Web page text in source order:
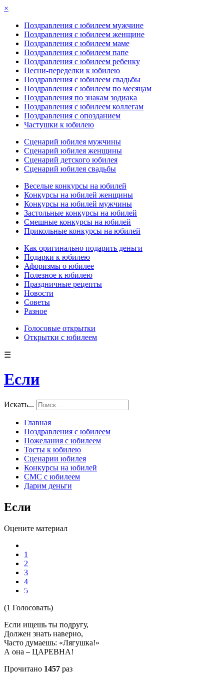
×
Поздравления с юбилеем мужчине
Поздравления с юбилеем женщине
Поздравления с юбилеем маме
Поздравления с юбилеем папе
Поздравления с юбилеем ребенку
Песни-переделки к юбилею
Поздравления с юбилеем свадьбы
Поздравления с юбилеем по месяцам
Поздравления по знакам зодиака
Поздравления с юбилеем коллегам
Поздравления с опозданием
Частушки к юбилею
Сценарий юбилея мужчины
Сценарий юбилея женщины
Сценарий детского юбилея
Сценарий юбилея свадьбы
Веселые конкурсы на юбилей
Конкурсы на юбилей женщины
Конкурсы на юбилей мужчины
Застольные конкурсы на юбилей
Смешные конкурсы на юбилей
Прикольные конкурсы на юбилей
Как оригинально подарить деньги
Подарки к юбилею
Афоризмы о юбилее
Полезное к юбилею
Праздничные рецепты
Новости
Советы
Разное
Голосовые открытки
Открытки с юбилеем
☰
Если
Искать...
Главная
Поздравления с юбилеем
Пожелания с юбилеем
Тосты к юбилею
Сценарии юбилея
Конкурсы на юбилей
СМС с юбилеем
Дарим деньги
Если
Оцените материал
1
2
3
4
5
(1 Голосовать)
Если ищешь ты подругу,
Должен знать наверно,
Часто думаешь: «Лягушка!»
А она – ЦАРЕВНА!
Прочитано 1457 раз